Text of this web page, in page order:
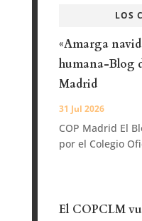
LOS
«Amarga
humana-Blog
Madrid
31 Jul 2026
COP Madrid El
por el Colegio
El COPCLM